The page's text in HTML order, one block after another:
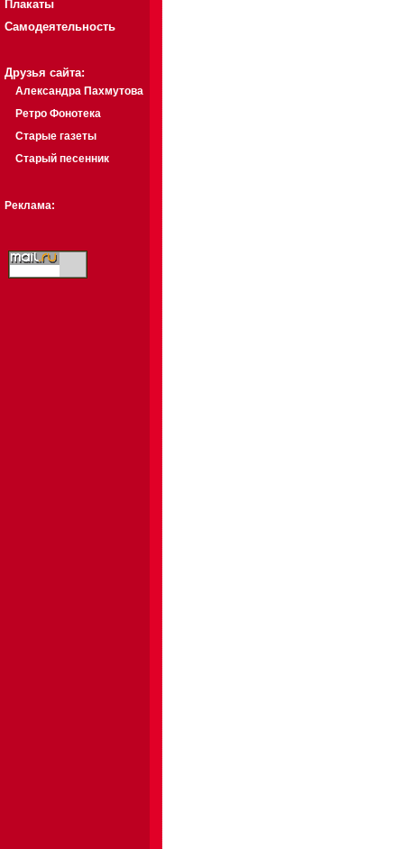
Плакаты
Самодеятельность
Друзья сайта:
Александра Пахмутова
Ретро Фонотека
Старые газеты
Старый песенник
Реклама: